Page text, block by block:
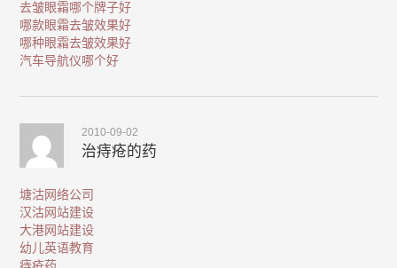
去皱眼霜哪个牌子好
哪款眼霜去皱效果好
哪种眼霜去皱效果好
汽车导航仪哪个好
2010-09-02
治痔疮的药
塘沽网络公司
汉沽网站建设
大港网站建设
幼儿英语教育